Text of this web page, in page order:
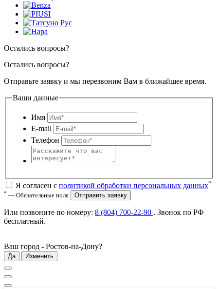
Остались вопросы?
Остались вопросы?
Отправьте заявку и мы перезвоним Вам в ближайшее время.
Ваши данные
Имя
E-mail
Телефон
Я согласен с политикой обработки персональных данных*
* — Обязательные поля Отправить заявку
Или позвоните по номеру: 8 (804) 700-22-90 . Звонок по РФ
бесплатный.
Ваш город - Ростов-на-Дону?
Да Изменить